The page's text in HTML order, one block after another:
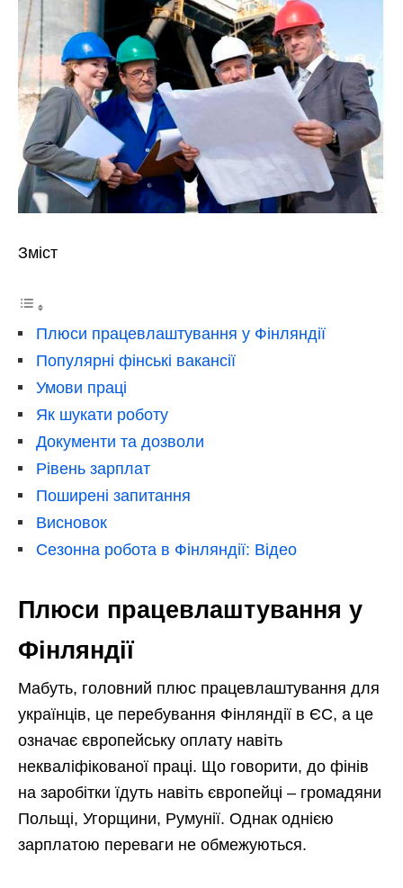
Зміст
Плюси працевлаштування у Фінляндії
Популярні фінські вакансії
Умови праці
Як шукати роботу
Документи та дозволи
Рівень зарплат
Поширені запитання
Висновок
Сезонна робота в Фінляндії: Відео
Плюси працевлаштування у
Фінляндії
Мабуть, головний плюс працевлаштування для
українців, це перебування Фінляндії в ЄС, а це
означає європейську оплату навіть
некваліфікованої праці. Що говорити, до фінів
на заробітки їдуть навіть європейці – громадяни
Польщі, Угорщини, Румунії. Однак однією
зарплатою переваги не обмежуються.